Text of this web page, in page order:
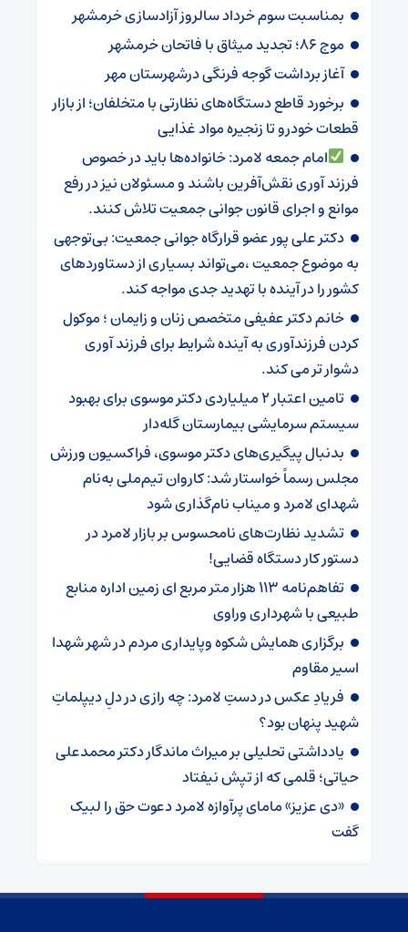
بمناسبت سوم خرداد سالروز آزادسازی خرمشهر
موج ۸۶؛ تجدید میثاق با فاتحان خرمشهر
آغاز برداشت گوجه فرنگی درشهرستان مهر
برخورد قاطع دستگاه‌های نظارتی با متخلفان؛ از بازار
قطعات خودرو تا زنجیره مواد غذایی
امام جمعه لامرد: خانواده‌ها باید در خصوص
فرزند آوری نقش‌آفرین باشند و مسئولان نیز در رفع
موانع و اجرای قانون جوانی جمعیت تلاش کنند.
دکتر علی پور عضو قرارگاه جوانی جمعیت: بی‌توجهی
به موضوع جمعیت ،می‌تواند بسیاری از دستاوردهای
کشور را در آینده با تهدید جدی مواجه کند.
خانم دکتر عفیفی متخصص زنان و زایمان ؛ موکول
کردن فرزندآوری به آینده شرایط برای فرزند آوری
دشوار تر می کند.
تامین اعتبار ۲ میلیاردی دکتر موسوی برای بهبود
سیستم سرمایشی بیمارستان گله‌دار ‌
بدنبال پیگیری‌های دکتر موسوی، فراکسیون ورزش
مجلس رسماً خواستار شد: کاروان تیم‌ملی به‌نام
شهدای لامرد و میناب نام‌گذاری شود
تشدید نظارت‌های نامحسوس بر بازار لامرد در
دستور کار دستگاه قضایی!
تفاهم‌نامه ۱۱۳ هزار متر مربع ای زمین اداره منابع
طبیعی با شهرداری وراوی
برگزاری همایش شکوه وپایداری مردم در شهر شهدا
اسیر مقاوم
فریادِ عکس در دستِ لامرد: چه رازی در دلِ دیپلماتِ
شهید پنهان بود؟
یادداشتی تحلیلی بر میراث ماندگار دکتر محمدعلی
حیاتی؛ قلمی که از تپش نیفتاد
«دی عزیز» مامای پرآوازه لامرد دعوت حق را لبیک
گفت